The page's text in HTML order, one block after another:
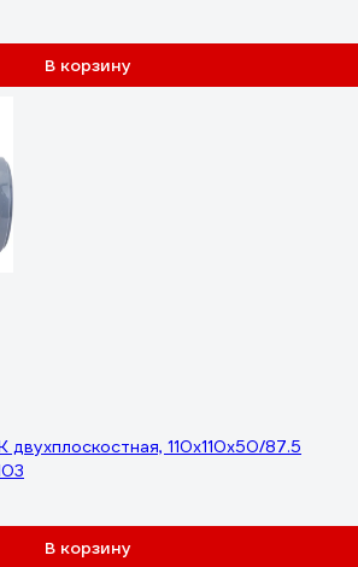
В корзину
110х110х50/87.5
В корзину